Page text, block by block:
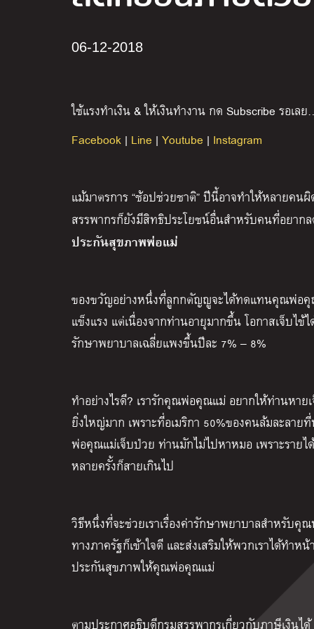
06-12-2018
ใช้แรงทำเงิน & ให้เงินทำงาน กด Subscribe รอเล
Facebook | Line | Youtube | Instagram
แม้มาตรการ “ช้อปช่วยชาติ” ปีนี้อาจทำให้หลายคน
สรรพากรก็ยังมีสิทธิประโยชน์อื่นสำหรับคนที่อยาก
ประกันสุขภาพพ่อแม่
ของขวัญอย่างหนึ่งที่ลูกกตัญญูจะได้ทดแทนคุณพ่อ
แข็งแรง แต่เนื่องจากท่านอายุมากขึ้น โอกาสเจ็บไ
รักษาพยาบาลเฉลี่ยแพงขึ้นปีละ 7% – 8%
ทำอย่างไรดี? เรารักคุณพ่อคุณแม่ อยากให้ท่านหา
ยิ่งใหญ่มาก เพราะที่อเมริกา 50%ของคนล้มละลา
พ่อคุณแม่เจ็บป่วย ท่านมักไม่ไปหาหมอ เพราะราย
หลายครั้งก็สายเกินไป
วิธีหนึ่งที่จะช่วยเราเรื่องค่ารักษาพยาบาลสำหรับ
ทางภาครัฐก็เข้าใจดี และส่งเสริมให้พวกเราได้ท
ประกันสุขภาพให้คุณพ่อคุณแม่
ตามประกาศอธิบดีกรมสรรพากรเกี่ยวกับภาษีเงิน